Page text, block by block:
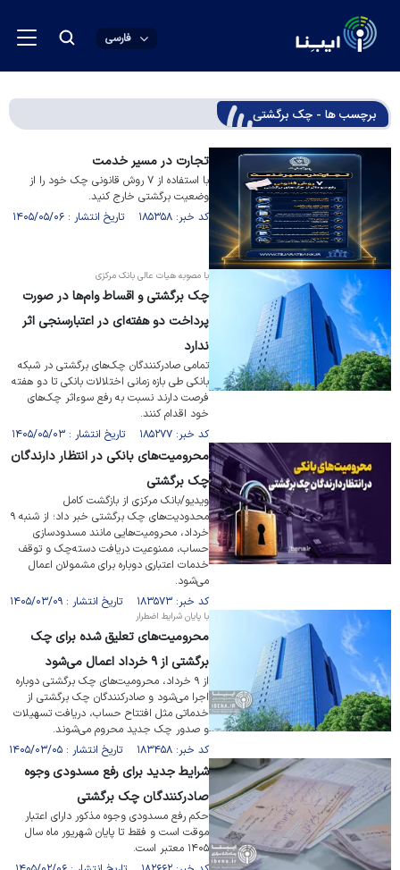
فارسی
برچسب ها - چک برگشتی
تجارت در مسیر خدمت
با استفاده از ۷ روش قانونی چک خود را از
وضعیت برگشتی خارج کنید.
کد خبر: ۱۸۵۳۵۸ تاریخ انتشار : ۱۴۰۵/۰۵/۰۶
با مصوبه هیات عالی بانک مرکزی
چک برگشتی و اقساط وام‌ها در صورت
پرداخت دو هفته‌ای در اعتبارسنجی اثر
ندارد
تمامی صادرکنندگان چک‌های برگشتی در شبکه
بانکی طی بازه زمانی اختلالات بانکی تا دو هفته
فرصت دارند نسبت به رفع سوءاثر چک‌های
خود اقدام کنند.
کد خبر: ۱۸۵۲۷۷ تاریخ انتشار : ۱۴۰۵/۰۵/۰۳
محرومیت‌های بانکی در انتظار دارندگان
چک برگشتی
ویدیو/بانک مرکزی از بازگشت کامل
محدودیت‌های چک برگشتی خبر داد؛ از شنبه ۹
خرداد، محرومیت‌هایی مانند مسدودسازی
حساب، ممنوعیت دریافت دسته‌چک و توقف
خدمات اعتباری دوباره برای مشمولان اعمال
می‌شود.
کد خبر: ۱۸۳۵۷۳ تاریخ انتشار : ۱۴۰۵/۰۳/۰۹
با پایان شرایط اضطرار
محرومیت‌های تعلیق شده برای چک
برگشتی از ۹ خرداد اعمال می‌شود
از ۹ خرداد، محرومیت‌های چک برگشتی دوباره
اجرا می‌شود و صادرکنندگان چک برگشتی از
خدماتی مثل افتتاح حساب، دریافت تسهیلات
و صدور چک جدید محروم می‌شوند.
کد خبر: ۱۸۳۴۵۸ تاریخ انتشار : ۱۴۰۵/۰۳/۰۵
شرایط جدید برای رفع مسدودی وجوه
صادرکنندگان چک برگشتی
حکم رفع مسدودی وجوه مذکور دارای اعتبار
موقت است و فقط تا پایان شهریور ماه سال
۱۴۰۵ معتبر است.